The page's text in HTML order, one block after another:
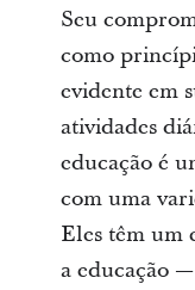
Seu
como
evidente em
atividades
educação é
com uma
Eles têm um
a educação